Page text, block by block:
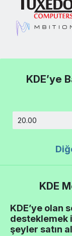
KDE’ye
KDE
KDE’ye olan
desteklemek
şeyler satın